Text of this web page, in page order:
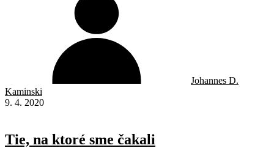
Johannes D.
Kaminski
9. 4. 2020
Tie, na ktoré sme čakali